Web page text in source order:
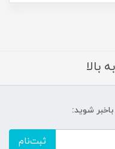
بالا
شوید:
ثبت‌نام